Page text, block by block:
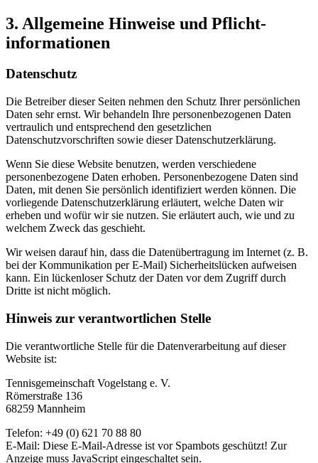
3. Allgemeine Hinweise und Pflicht­
informationen
Datenschutz
Die Betreiber dieser Seiten nehmen den Schutz Ihrer persönlichen
Daten sehr ernst. Wir behandeln Ihre personenbezogenen Daten
vertraulich und entsprechend den gesetzlichen
Datenschutzvorschriften sowie dieser Datenschutzerklärung.
Wenn Sie diese Website benutzen, werden verschiedene
personenbezogene Daten erhoben. Personenbezogene Daten sind
Daten, mit denen Sie persönlich identifiziert werden können. Die
vorliegende Datenschutzerklärung erläutert, welche Daten wir
erheben und wofür wir sie nutzen. Sie erläutert auch, wie und zu
welchem Zweck das geschieht.
Wir weisen darauf hin, dass die Datenübertragung im Internet (z. B.
bei der Kommunikation per E-Mail) Sicherheitslücken aufweisen
kann. Ein lückenloser Schutz der Daten vor dem Zugriff durch
Dritte ist nicht möglich.
Hinweis zur verantwortlichen Stelle
Die verantwortliche Stelle für die Datenverarbeitung auf dieser
Website ist:
Tennisgemeinschaft Vogelstang e. V.
Römerstraße 136
68259 Mannheim
Telefon: +49 (0) 621 70 88 80
E-Mail: Diese E-Mail-Adresse ist vor Spambots geschützt! Zur
Anzeige muss JavaScript eingeschaltet sein.